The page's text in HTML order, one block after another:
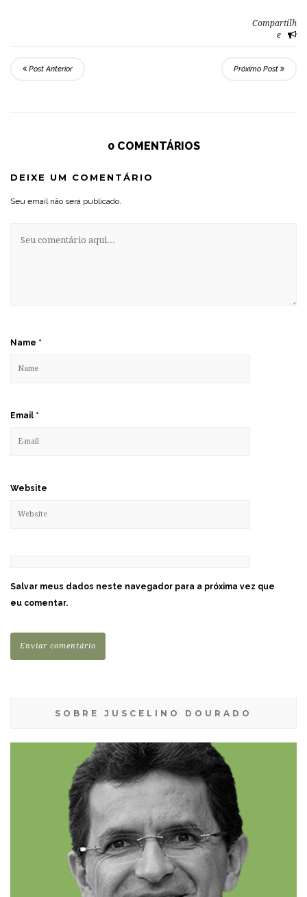
Compartilh
e
Post Anterior Próximo Post
0 COMENTÁRIOS
DEIXE UM COMENTÁRIO
Seu email não será publicado.
Name *
Email *
Website
Salvar meus dados neste navegador para a próxima vez que
eu comentar.
SOBRE JUSCELINO DOURADO